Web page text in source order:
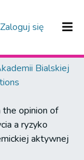
Zaloguj się (current)
Bialskiej
opinion of
a ryzyko
aktywnej